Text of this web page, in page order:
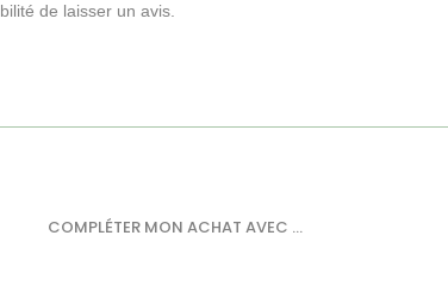
de laisser un avis.
COMPLÉTER MON ACHAT AVEC ...